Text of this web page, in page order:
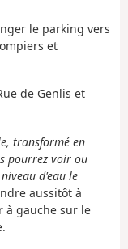
le parking vers
et
de Genlis et
transformé en
pourrez voir ou
d'eau le
aussitôt à
à gauche sur le